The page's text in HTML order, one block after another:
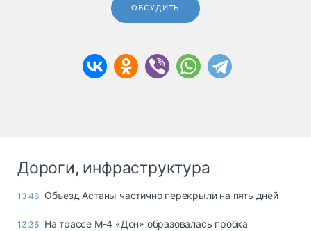
ОБСУДИТЬ
Дороги, инфраструктура
13:46 Объезд Астаны частично перекрыли на пять дней
13:36 На трассе М-4 «Дон» образовалась пробка